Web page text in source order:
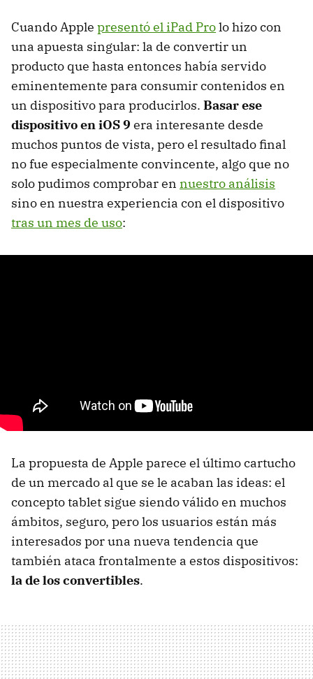
Cuando Apple presentó el iPad Prolo hizo con
una apuesta singular: la de convertir un
producto que hasta entonces había servido
eminentemente para consumir contenidos en
un dispositivo para producirlos. Basar ese
dispositivo en iOS 9 era interesante desde
muchos puntos de vista, pero el resultado final
no fue especialmente convincente, algo que no
solo pudimos comprobar en nuestro análisis
sino en nuestra experiencia con el dispositivo
tras un mes de uso:
La propuesta de Apple parece el último cartucho
de un mercado al que se le acaban las ideas: el
concepto tablet sigue siendo válido en muchos
ámbitos, seguro, pero los usuarios están más
interesados por una nueva tendencia que
también ataca frontalmente a estos dispositivos:
la de los convertibles.